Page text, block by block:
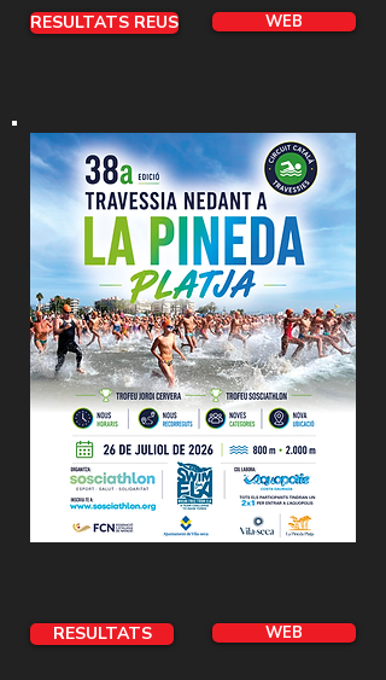
RESULTATS REUS WEB
RESULTATS WEB